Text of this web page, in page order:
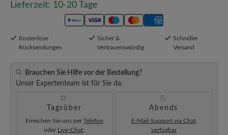
Lieferzeit: 10-20 Tage
Kostenlose
Rücksendungen
Sicher &
Vertrauenswürdig
Schneller
Versand
Brauchen Sie Hilfe vor der Bestellung?
Unser Expertenteam ist für Sie da.
Tagsüber
Erreichen Sie uns per Telefon
oder Live-Chat
Abends
E-Mail-Support via Chat
verfügbar